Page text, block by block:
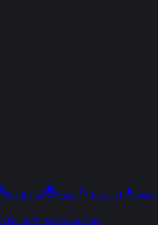
Portföyüm Radar Terminal
FonlarıBorsa Yatırım Fonu